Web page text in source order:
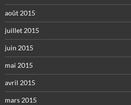
août 2015
juillet 2015
juin 2015
mai 2015
avril 2015
mars 2015